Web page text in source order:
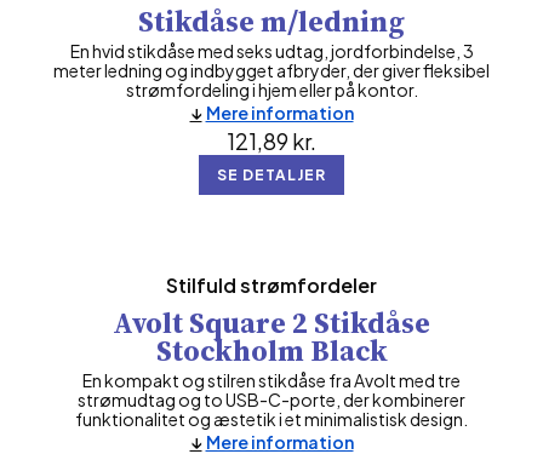
Stikdåse m/ledning
En hvid stikdåse med seks udtag, jordforbindelse, 3
meter ledning og indbygget afbryder, der giver fleksibel
strømfordeling i hjem eller på kontor.
121,89 kr.
SE DETALJER
Mere information
Stilfuld strømfordeler
Avolt Square 2 Stikdåse
Stockholm Black
En kompakt og stilren stikdåse fra Avolt med tre
strømudtag og to USB-C-porte, der kombinerer
funktionalitet og æstetik i et minimalistisk design.
Mere information